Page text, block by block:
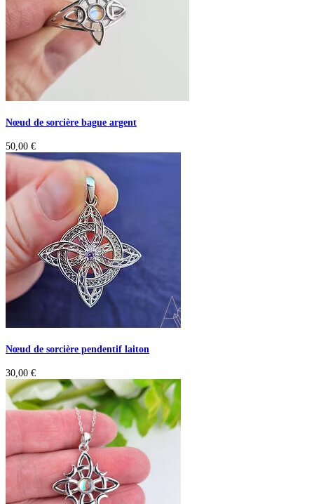
Nœud de sorcière bague argent
50,00 €
Nœud de sorcière pendentif laiton
30,00 €